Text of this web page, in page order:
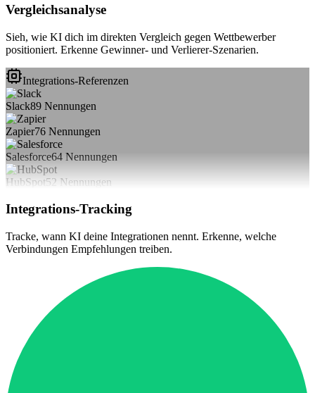
Vergleichsanalyse
Sieh, wie KI dich im direkten Vergleich gegen Wettbewerber
positioniert. Erkenne Gewinner- und Verlierer-Szenarien.
Integrations-Referenzen
Slack89 Nennungen
Zapier76 Nennungen
Salesforce64 Nennungen
HubSpot52 Nennungen
Integrations-Tracking
Tracke, wann KI deine Integrationen nennt. Erkenne, welche
Verbindungen Empfehlungen treiben.